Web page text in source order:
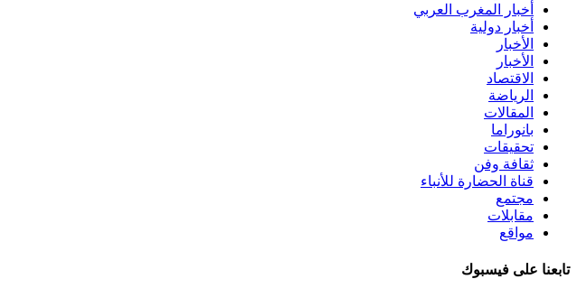
أخبار المغرب العربي
أخبار دولية
الأخبار
الأخبار
الاقتصاد
الرياضة
المقالات
بانوراما
تحقيقات
ثقافة وفن
قناة الحضارة للأنباء
مجتمع
مقابلات
مواقع
تابعنا على فيسبوك